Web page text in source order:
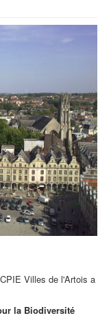
Villes de l'Artois a
la Biodiversité